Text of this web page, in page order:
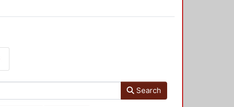
Search